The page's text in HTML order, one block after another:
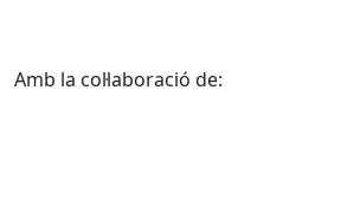
Amb la col·laboració de: